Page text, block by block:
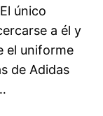
único
a él y
el uniforme
de Adidas